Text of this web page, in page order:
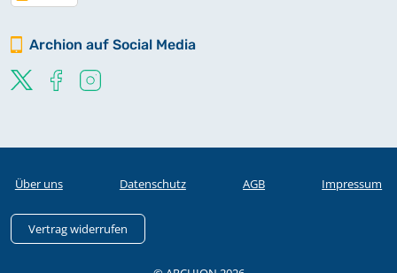
Archion auf Social Media
Über uns Datenschutz AGB Impressum
Vertrag widerrufen